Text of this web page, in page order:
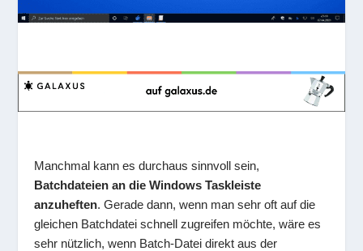
Manchmal kann es durchaus sinnvoll sein,
Batchdateien an die Windows Taskleiste
anzuheften. Gerade dann, wenn man sehr oft auf die
gleichen Batchdatei schnell zugreifen möchte, wäre es
sehr nützlich, wenn Batch-Datei direkt aus der